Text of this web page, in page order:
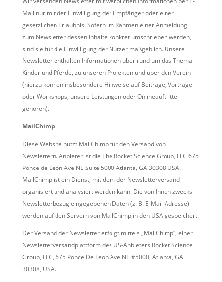
Mail nur mit der Einwilligung der Empfänger oder einer
gesetzlichen Erlaubnis. Sofern im Rahmen einer Anmeldung
zum Newsletter dessen Inhalte konkret umschrieben werden,
sind sie für die Einwilligung der Nutzer maßgeblich. Unsere
Newsletter enthalten Informationen über rund um das Thema
Kinder und Pferde, zu unseren Projekten und über den Verein
(hierzu können insbesondere Hinweise auf Beiträge, Vorträge
oder Workshops, unsere Leistungen oder Onlineauftritte
gehören).
MailChimp
Diese Website nutzt MailChimp für den Versand von
Newslettern. Anbieter ist die The Rocket Science Group, LLC 675
Ponce de Leon Ave NE Suite 5000 Atlanta, GA 30308 USA.
MailChimp ist ein Dienst, mit dem der Newsletterversand
organisiert und analysiert werden kann. Die von Ihnen zwecks
Newsletterbezug eingegebenen Daten (z. B. E-Mail-Adresse)
werden auf den Servern von MailChimp in den USA gespeichert.
Der Versand der Newsletter erfolgt mittels „MailChimp“, einer
Newsletterversandplattform des US-Anbieters Rocket Science
Group, LLC, 675 Ponce De Leon Ave NE #5000, Atlanta, GA
30308, USA.